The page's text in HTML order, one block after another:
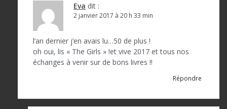
Eva dit :
2 janvier 2017 à 20 h 33 min
l’an dernier j’en avais lu…50 de plus !
oh oui, lis « The Girls » !et vive 2017 et tous nos
échanges à venir sur de bons livres !!
Répondre